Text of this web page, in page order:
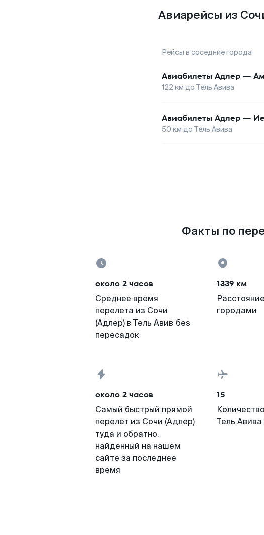
Авиарейсы из
Рейсы в соседние города
Авиабилеты Адлер —
122 км до Тель Авива
Авиабилеты Адлер —
50 км до Тель Авива
Факты по
около 2 часов
Среднее время
перелета из Сочи
(Адлер) в Тель Авив без
пересадок
1339 км
городами
около 2 часов
Самый быстрый прямой
перелет из Сочи (Адлер)
туда и обратно,
найденный на нашем
сайте за последнее
время
15
Тель